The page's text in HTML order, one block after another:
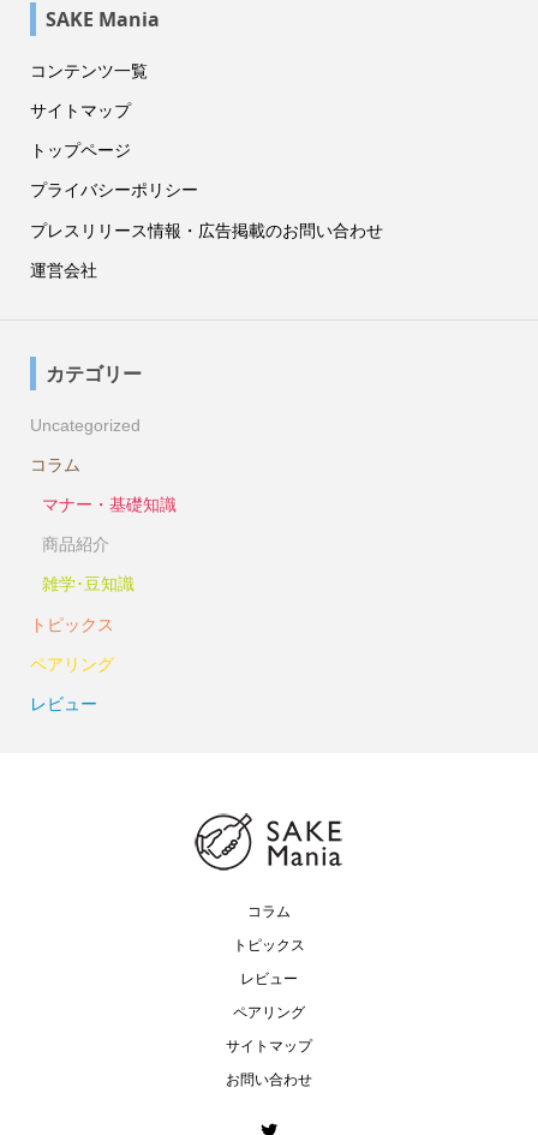
SAKE Mania
コンテンツ一覧
サイトマップ
トップページ
プライバシーポリシー
プレスリリース情報・広告掲載のお問い合わせ
運営会社
カテゴリー
Uncategorized
コラム
マナー・基礎知識
商品紹介
雑学･豆知識
トピックス
ペアリング
レビュー
コラム
トピックス
レビュー
ペアリング
サイトマップ
お問い合わせ